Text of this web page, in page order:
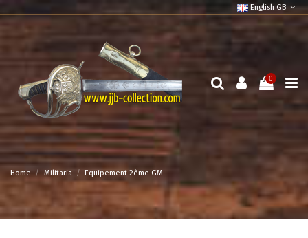
English GB
0
Home Militaria Equipement 2ème GM